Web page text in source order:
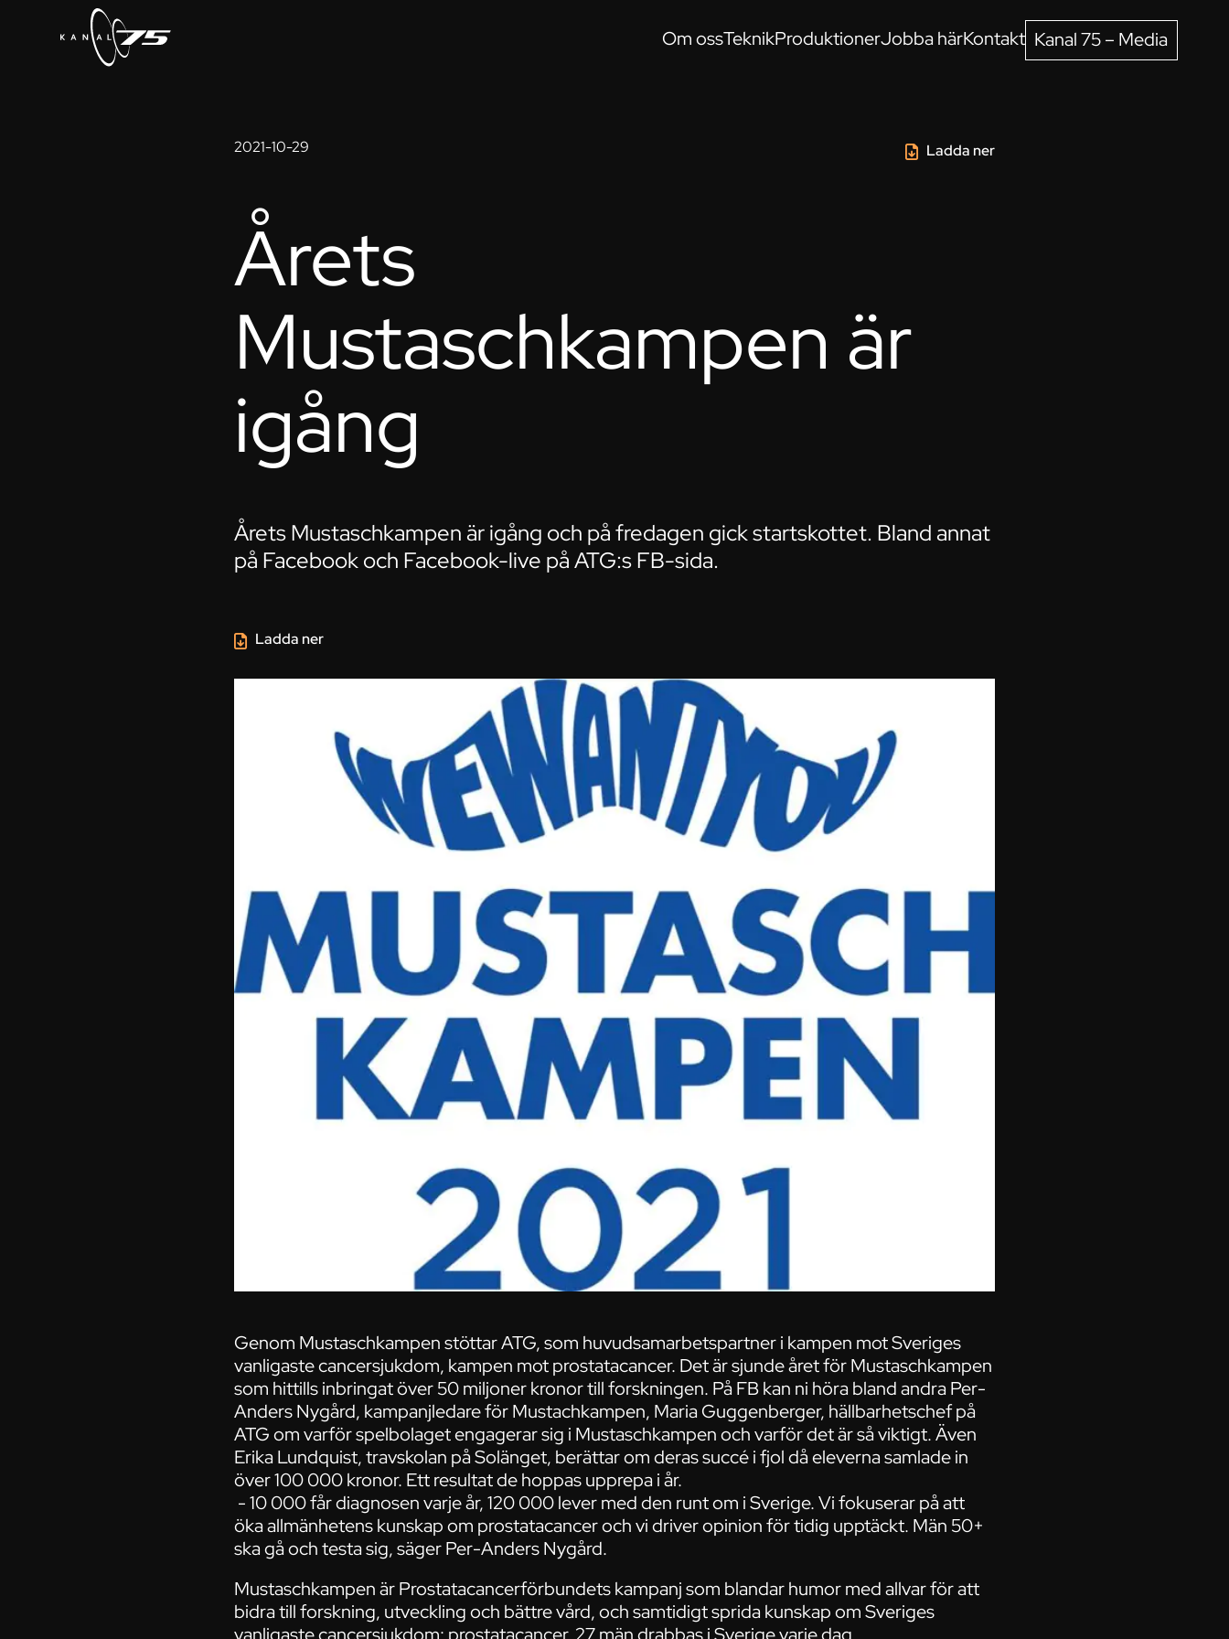
Om ossTeknikProduktionerJobba härKontakt Kanal 75 – Media
2021-10-29 Ladda ner
Årets
Mustaschkampen är
igång
Årets Mustaschkampen är igång och på fredagen gick startskottet. Bland annat
på Facebook och Facebook-live på ATG:s FB-sida.
Genom Mustaschkampen stöttar ATG, som huvudsamarbetspartner i kampen mot Sveriges
vanligaste cancersjukdom, kampen mot prostatacancer. Det är sjunde året för Mustaschkampen
som hittills inbringat över 50 miljoner kronor till forskningen. På FB kan ni höra bland andra Per-
Anders Nygård, kampanjledare för Mustachkampen, Maria Guggenberger, hällbarhetschef på
ATG om varför spelbolaget engagerar sig i Mustaschkampen och varför det är så viktigt. Även
Erika Lundquist, travskolan på Solänget, berättar om deras succé i fjol då eleverna samlade in
över 100 000 kronor. Ett resultat de hoppas upprepa i år.
- 10 000 får diagnosen varje år, 120 000 lever med den runt om i Sverige. Vi fokuserar på att
öka allmänhetens kunskap om prostatacancer och vi driver opinion för tidig upptäckt. Män 50+
ska gå och testa sig, säger Per-Anders Nygård.
Mustaschkampen är Prostatacancerförbundets kampanj som blandar humor med allvar för att
bidra till forskning, utveckling och bättre vård, och samtidigt sprida kunskap om Sveriges
Ladda ner